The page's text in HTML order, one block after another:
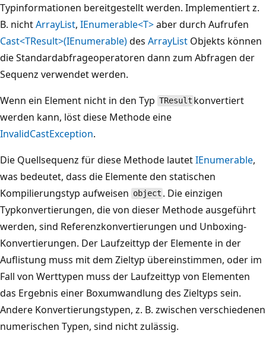
Typinformationen bereitgestellt werden. Implementiert z.
B. nichtArrayList, IEnumerable<T>aber durch Aufrufen
Cast<TResult>(IEnumerable)des ArrayList Objekts können
die Standardabfrageoperatoren dann zum Abfragen der
Sequenz verwendet werden.
Wenn ein Element nicht in den Typ TResult konvertiert
werden kann, löst diese Methode eine
InvalidCastException.
Die Quellsequenz für diese Methode lautetIEnumerable,
was bedeutet, dass die Elemente den statischen
Kompilierungstyp aufweisen object . Die einzigen
Typkonvertierungen, die von dieser Methode ausgeführt
werden, sind Referenzkonvertierungen und Unboxing-
Konvertierungen. Der Laufzeittyp der Elemente in der
Auflistung muss mit dem Zieltyp übereinstimmen, oder im
Fall von Werttypen muss der Laufzeittyp von Elementen
das Ergebnis einer Boxumwandlung des Zieltyps sein.
Andere Konvertierungstypen, z. B. zwischen verschiedenen
numerischen Typen, sind nicht zulässig.